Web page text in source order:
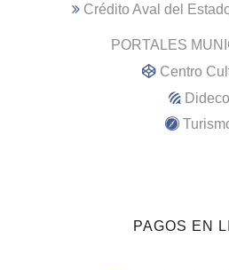
Crédito Aval del
PORTALES
Centro
Dideco
PAGOS EN